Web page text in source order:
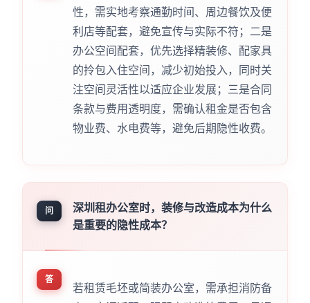
性，需实地考察通勤时间、周边餐饮及便
利店等配套，避免宣传与实际不符；二是
办公空间配套，优先选择精装修、配家具
的拎包入住空间，减少初始投入，同时关
注空间灵活性以适应企业发展；三是合同
条款与费用透明度，需确认租金是否包含
物业费、水电费等，避免后期隐性收费。
问
深圳租办公室时，装修与改造成本为什么
是重要的隐性成本？
答
若租赁毛坯或简装办公室，需承担消防备